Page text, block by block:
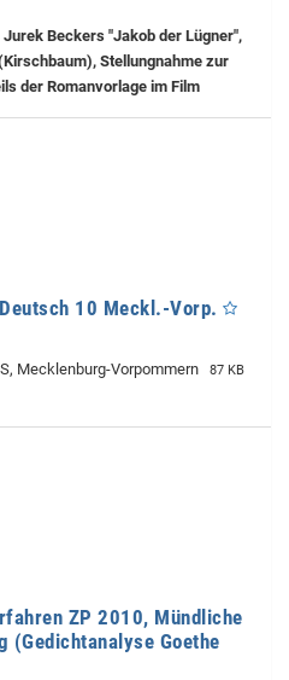
Beckers "Jakob der Lügner",
Stellungnahme zur
der Romanvorlage im Film
10 Meckl.-Vorp.
Mecklenburg-Vorpommern 87 KB
ZP 2010, Mündliche
(Gedichtanalyse Goethe